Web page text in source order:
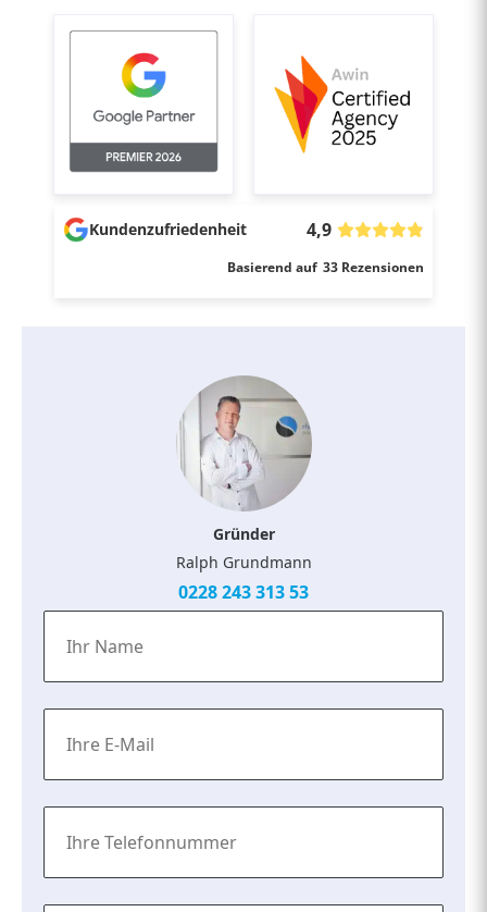
Kundenzufriedenheit 4,9
Basierend auf 33 Rezensionen
Gründer
Ralph Grundmann
0228 243 313 53